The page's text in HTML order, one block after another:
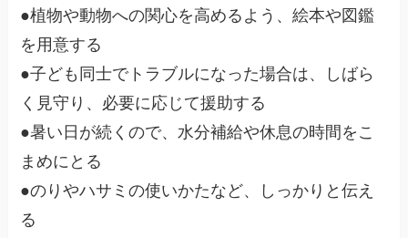
●植物や動物への関心を高めるよう、絵本や図鑑
を用意する
●子ども同士でトラブルになった場合は、しばら
く見守り、必要に応じて援助する
●暑い日が続くので、水分補給や休息の時間をこ
まめにとる
●のりやハサミの使いかたなど、しっかりと伝え
る